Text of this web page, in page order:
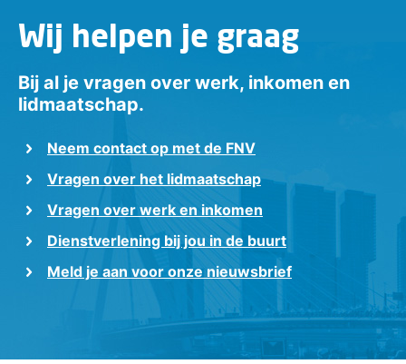
Wij helpen je graag
Bij al je vragen over werk, inkomen en
lidmaatschap.
Neem contact op met de FNV
Vragen over het lidmaatschap
Vragen over werk en inkomen
Dienstverlening bij jou in de buurt
Meld je aan voor onze nieuwsbrief